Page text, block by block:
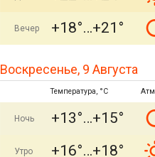
Вечер +18° +21°
Воскресенье, 9 Августа
Температура, °C
Ночь +13° +15°
Утро +16° +18°